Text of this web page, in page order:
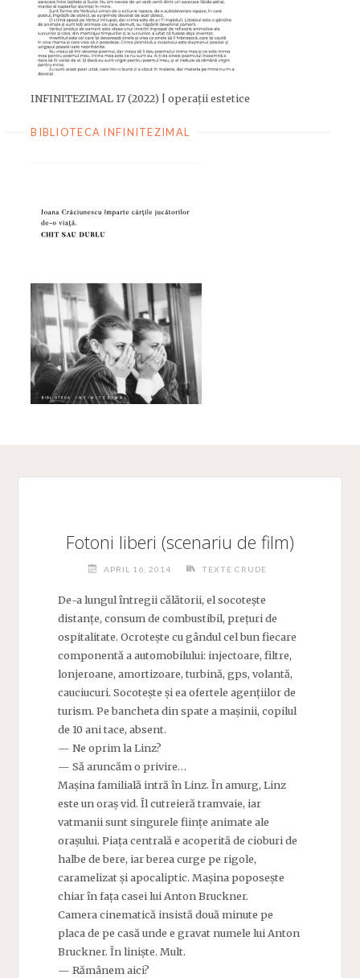
INFINITEZIMAL 17 (2022) | operații estetice
BIBLIOTECA INFINITEZIMAL
Fotoni liberi (scenariu de film)
APRIL 16, 2014 TEXTE CRUDE
De-a lungul întregii călătorii, el socotește
distanțe, consum de combustibil, prețuri de
ospitalitate. Ocrotește cu gândul cel bun fiecare
componentă a automobilului: injectoare, filtre,
lonjeroane, amortizoare, turbină, gps, volantă,
cauciucuri. Socotește și ea ofertele agențiilor de
turism. Pe bancheta din spate a mașinii, copilul
de 10 ani tace, absent.
— Ne oprim la Linz?
— Să aruncăm o privire…
Mașina familială intră în Linz. În amurg, Linz
este un oraș vid. Îl cutreieră tramvaie, iar
vatmanii sunt singurele ființe animate ale
orașului. Piața centrală e acoperită de cioburi de
halbe de bere, iar berea curge pe rigole,
caramelizat și apocaliptic. Mașina poposește
chiar în fața casei lui Anton Bruckner.
Camera cinematică insistă două minute pe
placa de pe casă unde e gravat numele lui Anton
Bruckner. În liniște. Mult.
— Rămânem aici?